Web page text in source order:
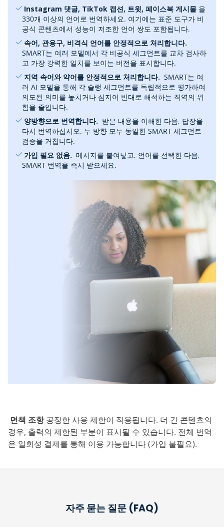
‎ Instagram 댓글, TikTok 캡션, 트윗, 페이스북 게시물 을
330개 이상의 언어로 번역하세요. 여기에는 표준 도구가 비
공식 콘텐츠에서 성능이 저조한 언어 쌍도 포함됩니다.
‎ 속어, 관용구, 비격식 언어를 안정적으로 처리합니다.
SMART는 여러 모델에서 각 비공식 세그먼트를 교차 검사하
고 가장 강력한 일치를 보이는 버전을 표시합니다.
‎ 지역 속어와 약어를 안정적으로 처리합니다. ‎ SMART는 여
러 AI 모델을 통해 각 슬랭 세그먼트를 독립적으로 평가하여
의도된 의미를 놓치거나 심지어 반대로 해석하는 직역의 위
험을 줄입니다.
‎ 양방향으로 번역합니다. ‎ 받은 내용을 이해한 다음, 답장을
다시 번역하십시오. 두 방향 모두 동일한 SMART 세그먼트
검증을 거칩니다.
‎ 가입 필요 없음. ‎ 메시지를 붙여넣고, 언어를 선택한 다음,
SMART 번역을 즉시 받으세요.
‎ 면책 조항공정한 사용 제한이 적용됩니다. 더 긴 콘텐츠의
경우, 출력의 제한된 부분이 표시될 수 있습니다. 전체 번역
은 일회성 결제를 통해 이용 가능합니다 (가입 불필요).
자주 묻는 질문 (FAQ)